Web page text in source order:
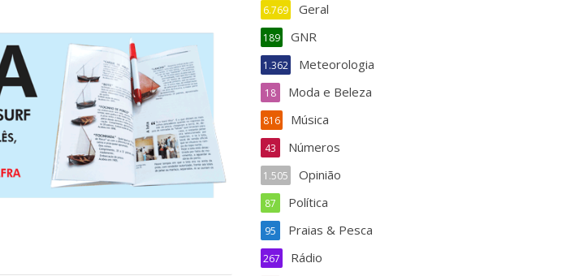
Geral
6.769
GNR
189
Meteorologia
1.362
Moda e Beleza
18
Música
816
Números
43
Opinião
1.505
Política
87
Praias & Pesca
95
Rádio
267